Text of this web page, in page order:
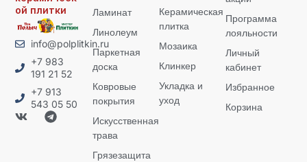
ой плитки
info@polplitkin.ru
+7 983
191 21 52
+7 913
543 05 50
Ламинат
Линолеум
Паркетная
доска
Ковровые
покрытия
Искусственная
трава
Грязезащита
Керамическая
плитка
Мозаика
Клинкер
Укладка и
уход
Программа
лояльности
Личный
кабинет
Избранное
Корзина